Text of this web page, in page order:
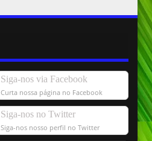
Siga-nos via Facebook
Curta nossa página no Facebook
Siga-nos no Twitter
Siga-nos nosso perfil no Twitter